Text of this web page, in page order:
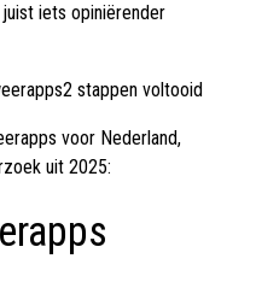
iets opiniërender
stappen voltooid
voor Nederland,
uit 2025: